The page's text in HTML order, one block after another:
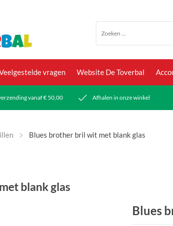
vragen Website De Toverbal
vanaf € 50,00 Afhalen in onze winkel
Blues brother bril wit met blank glas
blank glas
Blues